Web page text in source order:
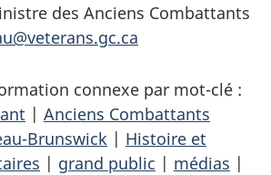
des Anciens Combattants
connexe par mot-clé :
| Anciens Combattants
Brunswick | Histoire et
| grand public | médias |